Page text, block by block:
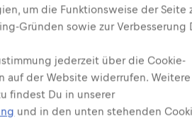
um die Funktionsweise der Seite
Gründen sowie zur Verbesserung
jederzeit über die Cookie-
auf der Website widerrufen. Weitere
findest Du in unserer
und in den unten stehenden